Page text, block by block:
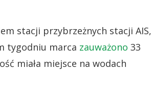
stacji przybrzeżnych stacji AIS,
tygodniu marca zauważono 33
miała miejsce na wodach